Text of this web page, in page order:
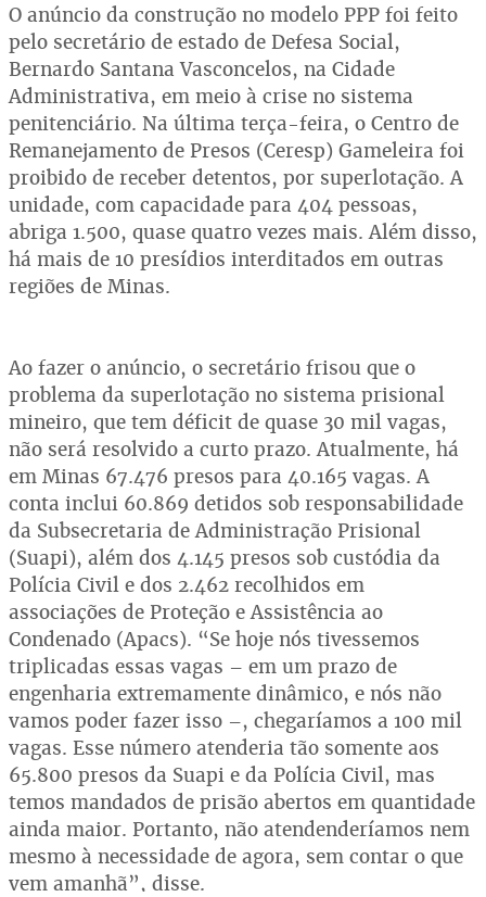
O anúncio da construção no modelo PPP foi feito
pelo secretário de estado de Defesa Social,
Bernardo Santana Vasconcelos, na Cidade
Administrativa, em meio à crise no sistema
penitenciário. Na última terça-feira, o Centro de
Remanejamento de Presos (Ceresp) Gameleira foi
proibido de receber detentos, por superlotação. A
unidade, com capacidade para 404 pessoas,
abriga 1.500, quase quatro vezes mais. Além disso,
há mais de 10 presídios interditados em outras
regiões de Minas.
Ao fazer o anúncio, o secretário frisou que o
problema da superlotação no sistema prisional
mineiro, que tem déficit de quase 30 mil vagas,
não será resolvido a curto prazo. Atualmente, há
em Minas 67.476 presos para 40.165 vagas. A
conta inclui 60.869 detidos sob responsabilidade
da Subsecretaria de Administração Prisional
(Suapi), além dos 4.145 presos sob custódia da
Polícia Civil e dos 2.462 recolhidos em
associações de Proteção e Assistência ao
Condenado (Apacs). “Se hoje nós tivessemos
triplicadas essas vagas – em um prazo de
engenharia extremamente dinâmico, e nós não
vamos poder fazer isso –, chegaríamos a 100 mil
vagas. Esse número atenderia tão somente aos
65.800 presos da Suapi e da Polícia Civil, mas
temos mandados de prisão abertos em quantidade
ainda maior. Portanto, não atendenderíamos nem
mesmo à necessidade de agora, sem contar o que
vem amanhã”, disse.